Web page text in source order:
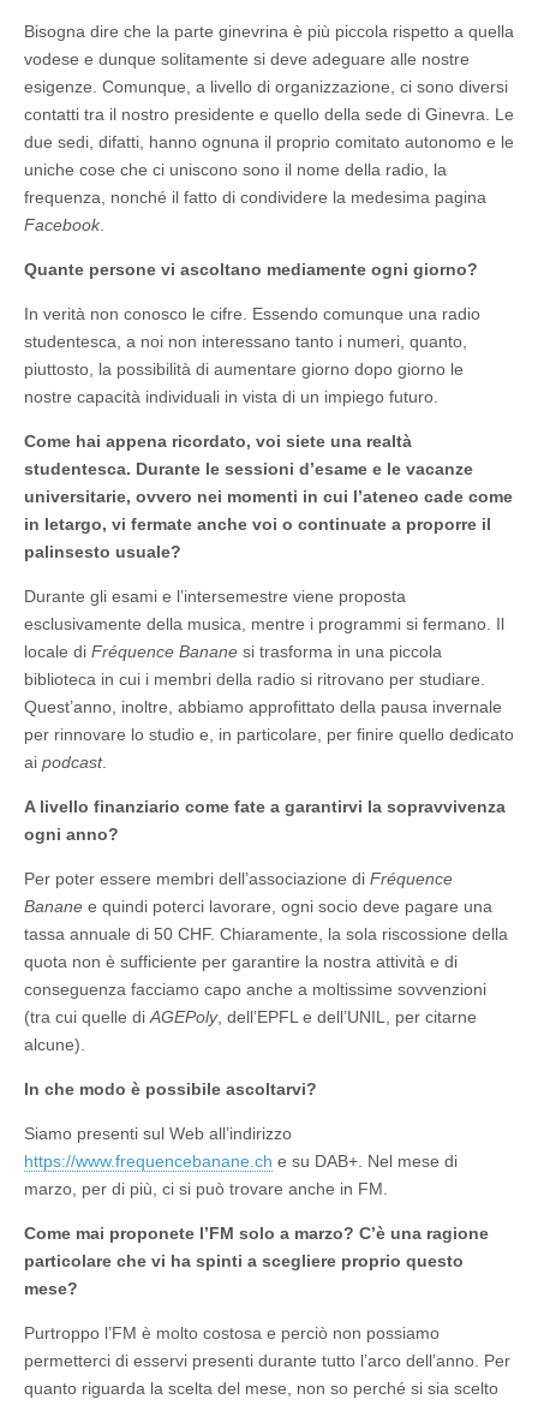
Bisogna dire che la parte ginevrina è più piccola rispetto a quella
vodese e dunque solitamente si deve adeguare alle nostre
esigenze. Comunque, a livello di organizzazione, ci sono diversi
contatti tra il nostro presidente e quello della sede di Ginevra. Le
due sedi, difatti, hanno ognuna il proprio comitato autonomo e le
uniche cose che ci uniscono sono il nome della radio, la
frequenza, nonché il fatto di condividere la medesima pagina
Facebook.
Quante persone vi ascoltano mediamente ogni giorno?
In verità non conosco le cifre. Essendo comunque una radio
studentesca, a noi non interessano tanto i numeri, quanto,
piuttosto, la possibilità di aumentare giorno dopo giorno le
nostre capacità individuali in vista di un impiego futuro.
Come hai appena ricordato, voi siete una realtà
studentesca. Durante le sessioni d’esame e le vacanze
universitarie, ovvero nei momenti in cui l’ateneo cade come
in letargo, vi fermate anche voi o continuate a proporre il
palinsesto usuale?
Durante gli esami e l’intersemestre viene proposta
esclusivamente della musica, mentre i programmi si fermano. Il
locale di Fréquence Banane si trasforma in una piccola
biblioteca in cui i membri della radio si ritrovano per studiare.
Quest’anno, inoltre, abbiamo approfittato della pausa invernale
per rinnovare lo studio e, in particolare, per finire quello dedicato
ai podcast.
A livello finanziario come fate a garantirvi la sopravvivenza
ogni anno?
Per poter essere membri dell’associazione di Fréquence
Banane e quindi poterci lavorare, ogni socio deve pagare una
tassa annuale di 50 CHF. Chiaramente, la sola riscossione della
quota non è sufficiente per garantire la nostra attività e di
conseguenza facciamo capo anche a moltissime sovvenzioni
(tra cui quelle diAGEPoly, dell’EPFL e dell’UNIL, per citarne
alcune).
In che modo è possibile ascoltarvi?
Siamo presenti sul Web all’indirizzo
https://www.frequencebanane.ch e su DAB+. Nel mese di
marzo, per di più, ci si può trovare anche in FM.
Come mai proponete l’FM solo a marzo? C’è una ragione
particolare che vi ha spinti a scegliere proprio questo
mese?
Purtroppo l’FM è molto costosa e perciò non possiamo
permetterci di esservi presenti durante tutto l’arco dell’anno. Per
quanto riguarda la scelta del mese, non so perché si sia scelto